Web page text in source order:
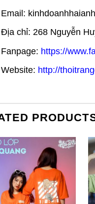
Email:
Địa chỉ: 268 Nguyễn
Fanpage: https://
Website: http://